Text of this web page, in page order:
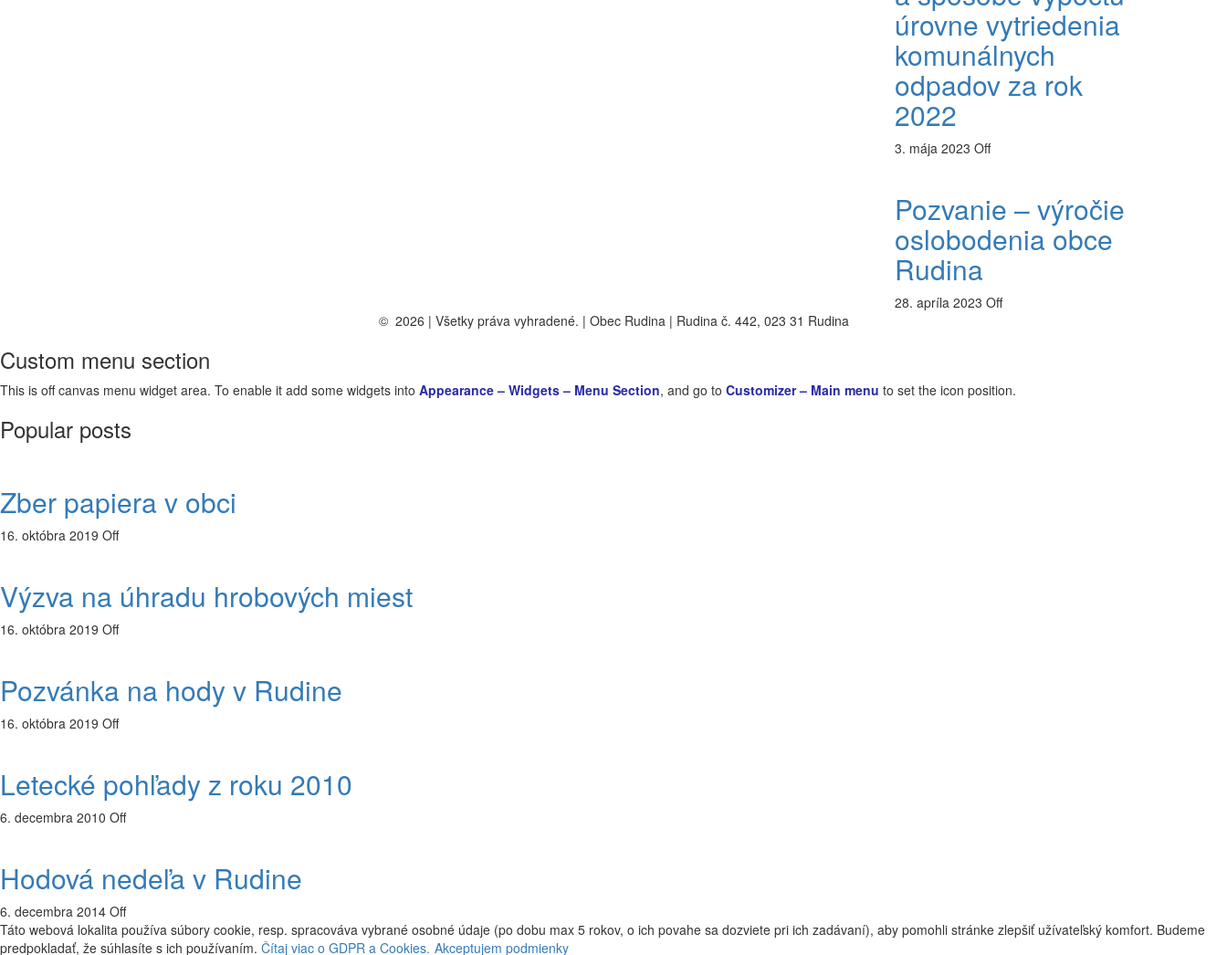
úrovne vytriedenia
komunálnych
odpadov za rok
2022
3. mája 2023 Off
Pozvanie – výročie
oslobodenia obce
Rudina
28. apríla 2023 Off
© 2026 | Všetky práva vyhradené. | Obec Rudina | Rudina č. 442, 023 31 Rudina
Custom menu section
This is off canvas menu widget area. To enable it add some widgets into Appearance – Widgets – Menu Section, and go to Customizer – Main menu to set the icon position.
Popular posts
Zber papiera v obci
16. októbra 2019 Off
Výzva na úhradu hrobových miest
16. októbra 2019 Off
Pozvánka na hody v Rudine
16. októbra 2019 Off
Letecké pohľady z roku 2010
6. decembra 2010 Off
Hodová nedeľa v Rudine
6. decembra 2014 Off
Táto webová lokalita používa súbory cookie, resp. spracováva vybrané osobné údaje (po dobu max 5 rokov, o ich povahe sa dozviete pri ich zadávaní), aby pomohli stránke zlepšiť užívateľský komfort. Budeme
predpokladať, že súhlasíte s ich používaním. Čítaj viac o GDPR a Cookies. Akceptujem podmienky